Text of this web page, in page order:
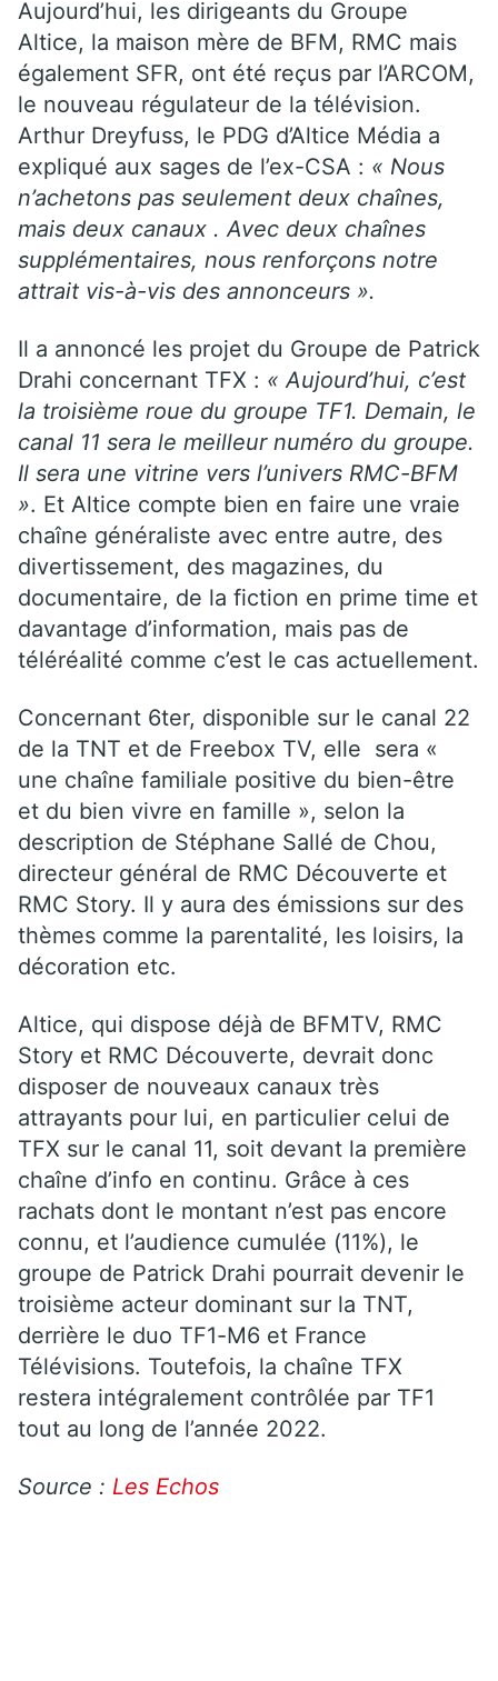
Aujourd’hui, les dirigeants du Groupe
Altice, la maison mère de BFM, RMC mais
également SFR, ont été reçus par l’ARCOM,
le nouveau régulateur de la télévision.
Arthur Dreyfuss, le PDG d’Altice Média a
expliqué aux sages de l’ex-CSA : « Nous
n’achetons pas seulement deux chaînes,
mais deux canaux . Avec deux chaînes
supplémentaires, nous renforçons notre
attrait vis-à-vis des annonceurs ».
Il a annoncé les projet du Groupe de Patrick
Drahi concernant TFX : « Aujourd’hui, c’est
la troisième roue du groupe TF1. Demain, le
canal 11 sera le meilleur numéro du groupe.
Il sera une vitrine vers l’univers RMC-BFM
». Et Altice compte bien en faire une vraie
chaîne généraliste avec entre autre, des
divertissement, des magazines, du
documentaire, de la fiction en prime time et
davantage d’information, mais pas de
téléréalité comme c’est le cas actuellement.
Concernant 6ter, disponible sur le canal 22
de la TNT et de Freebox TV, elle sera «
une chaîne familiale positive du bien-être
et du bien vivre en famille », selon la
description de Stéphane Sallé de Chou,
directeur général de RMC Découverte et
RMC Story. Il y aura des émissions sur des
thèmes comme la parentalité, les loisirs, la
décoration etc.
Altice, qui dispose déjà de BFMTV, RMC
Story et RMC Découverte, devrait donc
disposer de nouveaux canaux très
attrayants pour lui, en particulier celui de
TFX sur le canal 11, soit devant la première
chaîne d’info en continu. Grâce à ces
rachats dont le montant n’est pas encore
connu, et l’audience cumulée (11%), le
groupe de Patrick Drahi pourrait devenir le
troisième acteur dominant sur la TNT,
derrière le duo TF1-M6 et France
Télévisions. Toutefois, la chaîne TFX
restera intégralement contrôlée par TF1
tout au long de l’année 2022.
Source : Les Echos